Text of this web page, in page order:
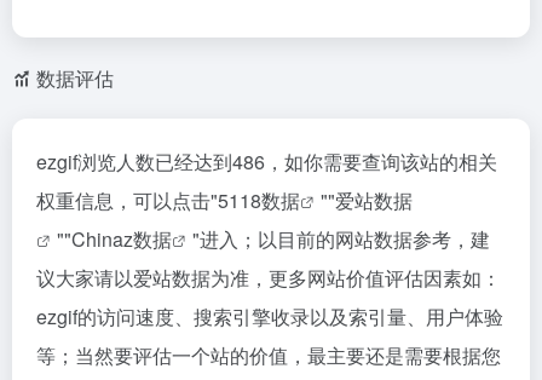
数据评估
ezgif浏览人数已经达到486，如你需要查询该站的相关
权重信息，可以点击"5118数据 ""爱站数据
""Chinaz数据
"进入；以目前的网站数据参考，建
议大家请以爱站数据为准，更多网站价值评估因素如：
ezgif的访问速度、搜索引擎收录以及索引量、用户体验
等；当然要评估一个站的价值，最主要还是需要根据您